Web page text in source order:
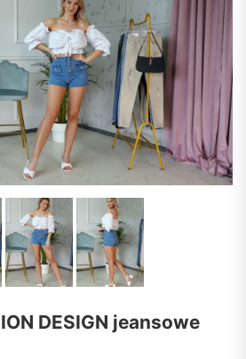
DESIGN jeansowe